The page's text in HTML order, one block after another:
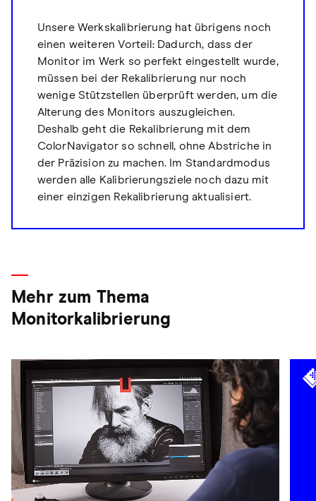
Unsere Werkskalibrierung hat übrigens noch
einen weiteren Vorteil: Dadurch, dass der
Monitor im Werk so perfekt eingestellt wurde,
müssen bei der Rekalibrierung nur noch
wenige Stützstellen überprüft werden, um die
Alterung des Monitors auszugleichen.
Deshalb geht die Rekalibrierung mit dem
ColorNavigator so schnell, ohne Abstriche in
der Präzision zu machen. Im Standardmodus
werden alle Kalibrierungsziele noch dazu mit
einer einzigen Rekalibrierung aktualisiert.
Mehr zum Thema
Monitorkalibrierung